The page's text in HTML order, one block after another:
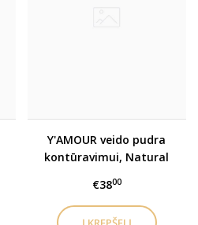
Y'AMOUR veido pudra
kontūravimui, Natural
€3800